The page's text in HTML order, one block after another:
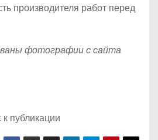
производителя работ перед
фотографии с сайта
публикации